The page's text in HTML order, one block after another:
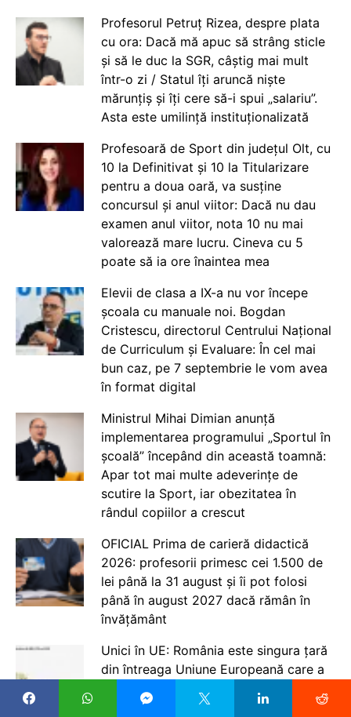
Profesorul Petruț Rizea, despre plata
cu ora: Dacă mă apuc să strâng sticle
și să le duc la SGR, câștig mai mult
într-o zi / Statul îți aruncă niște
mărunțiș și îți cere să-i spui „salariu”.
Asta este umilință instituționalizată
Profesoară de Sport din județul Olt, cu
10 la Definitivat și 10 la Titularizare
pentru a doua oară, va susține
concursul și anul viitor: Dacă nu dau
examen anul viitor, nota 10 nu mai
valorează mare lucru. Cineva cu 5
poate să ia ore înaintea mea
Elevii de clasa a IX-a nu vor începe
școala cu manuale noi. Bogdan
Cristescu, directorul Centrului Național
de Curriculum și Evaluare: În cel mai
bun caz, pe 7 septembrie le vom avea
în format digital
Ministrul Mihai Dimian anunță
implementarea programului „Sportul în
școală” începând din această toamnă:
Apar tot mai multe adeverințe de
scutire la Sport, iar obezitatea în
rândul copiilor a crescut
OFICIAL Prima de carieră didactică
2026: profesorii primesc cei 1.500 de
lei până la 31 august și îi pot folosi
până în august 2027 dacă rămân în
învățământ
Unici în UE: România este singura țară
din întreaga Uniune Europeană care a
calculate pe cap de locuitor, în ultimul